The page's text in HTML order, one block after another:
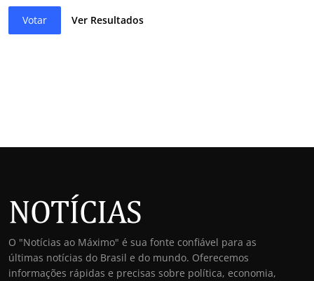
Votar Ver Resultados
O "Notícias ao Máximo" é sua fonte confiável para as
últimas notícias do Brasil e do mundo. Oferecemos
informações rápidas e precisas sobre política, economia,